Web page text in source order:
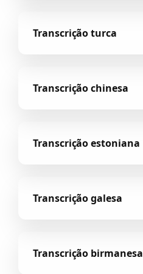
Transcrição turca
Transcrição chinesa
Transcrição estoniana
Transcrição galesa
Transcrição birmanesa